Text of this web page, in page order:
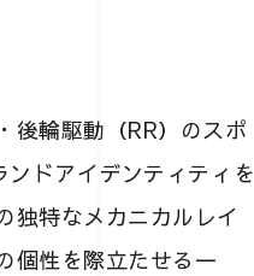
後輪駆動（RR）のスポ
ドアイデンティティを
独特なメカニカルレイ
個性を際立たせる一